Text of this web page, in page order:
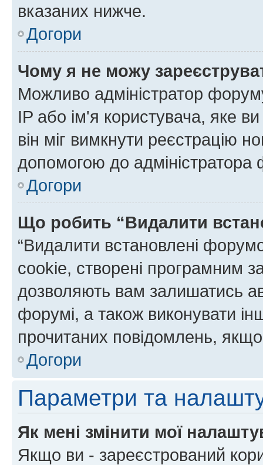
вказаних нижче.
Догори
Чому я не можу
Можливо адміністратор
IP або ім'я користувача, яке
він міг вимкнути реєстрацію
допомогою до адміністратора
Догори
Що робить “Видалити
“Видалити встановлені
cookie, створені програмним
дозволяють вам залишатись
форумі, а також виконувати
прочитаних повідомлень,
Догори
Параметри та
Як мені змінити мої
Якщо ви - зареєстрований